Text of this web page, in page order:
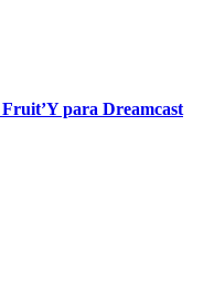
Fruit’Y para Dreamcast